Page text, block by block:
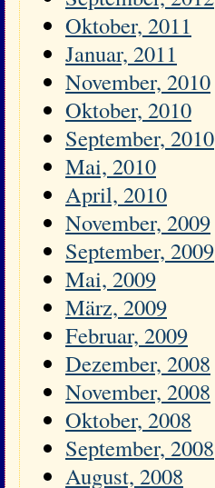
Oktober, 2011
Januar, 2011
November, 2010
Oktober, 2010
September, 2010
Mai, 2010
April, 2010
November, 2009
September, 2009
Mai, 2009
März, 2009
Februar, 2009
Dezember, 2008
November, 2008
Oktober, 2008
September, 2008
August, 2008